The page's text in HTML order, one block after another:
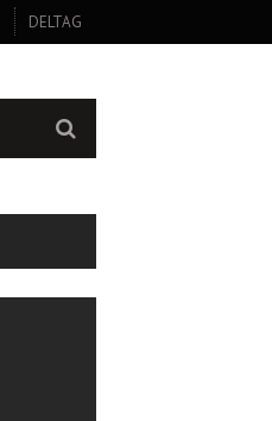
DELTAG